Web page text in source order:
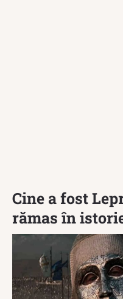
Cine a fost
rămas în